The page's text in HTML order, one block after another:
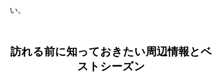
い。
訪れる前に知っておきたい周辺情報とベ
ストシーズン